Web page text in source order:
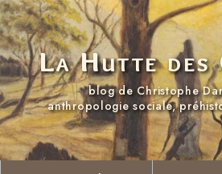
La Hutte des
blog de Christophe
anthropologie sociale,